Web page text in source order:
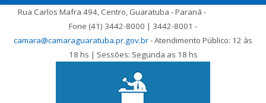
Rua Carlos Mafra 494, Centro, Guaratuba - Paraná -
Fone (41) 3442-8000 | 3442-8001 -
camara@camaraguaratuba.pr.gov.br- Atendimento Público: 12 às
18 hs | Sessões: Segunda as 18 hs